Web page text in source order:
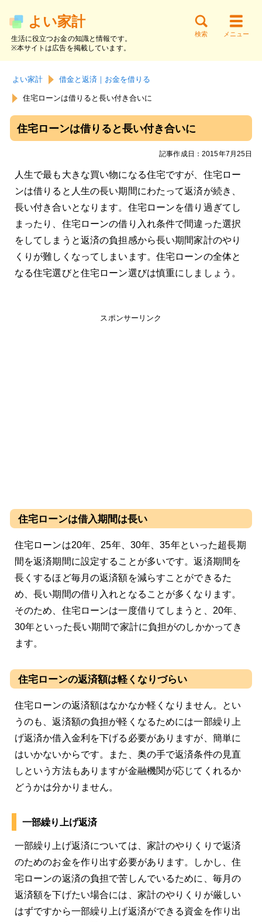
よい家計
生活に役立つお金の知識と情報です。
※本サイトは広告を掲載しています。
メニュー
検索
サイト内検索
お金の知識 貯金と家計
働く・副業 資産運用
よい家計 借金と返済｜お金を借りる
住宅ローンは借りると長い付き合いに
住宅ローンは借りると長い付き合いに
記事作成日：2015年7月25日
人生で最も大きな買い物になる住宅ですが、住宅ロー
ンは借りると人生の長い期間にわたって返済が続き、
長い付き合いとなります。住宅ローンを借り過ぎてし
まったり、住宅ローンの借り入れ条件で間違った選択
をしてしまうと返済の負担感から長い期間家計のやり
くりが難しくなってしまいます。住宅ローンの全体と
なる住宅選びと住宅ローン選びは慎重にしましょう。
スポンサーリンク
住宅ローンは借入期間は長い
住宅ローンは20年、25年、30年、35年といった超長期
間を返済期間に設定することが多いです。返済期間を
長くするほど毎月の返済額を減らすことができるた
め、長い期間の借り入れとなることが多くなります。
そのため、住宅ローンは一度借りてしまうと、20年、
30年といった長い期間で家計に負担がのしかかってき
ます。
住宅ローンの返済額は軽くなりづらい
住宅ローンの返済額はなかなか軽くなりません。とい
うのも、返済額の負担が軽くなるためには一部繰り上
げ返済か借入金利を下げる必要がありますが、簡単に
はいかないからです。また、奥の手で返済条件の見直
しという方法もありますが金融機関が応じてくれるか
どうかは分かりません。
一部繰り上げ返済
一部繰り上げ返済については、家計のやりくりで返済
のためのお金を作り出す必要があります。しかし、住
宅ローンの返済の負担で苦しんでいるために、毎月の
返済額を下げたい場合には、家計のやりくりが厳しい
はずですから一部繰り上げ返済ができる資金を作り出